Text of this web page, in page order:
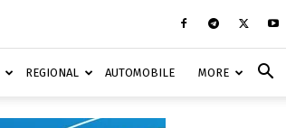
REGIONAL AUTOMOBILE MORE